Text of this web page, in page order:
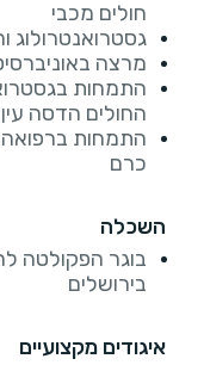
חולים מכבי
גסטרואנטרולוג
מרצה
התמחות
החולים הדסה
התמחות ברפואה
כרם
השכלה
בוגר הפקולטה
בירושלים
איגודים מקצועיים